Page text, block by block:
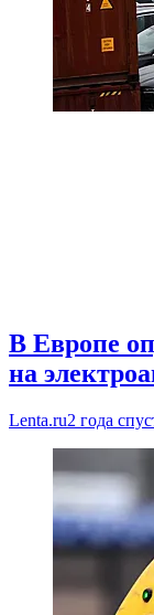
В Европе
на
Lenta.ru2 года